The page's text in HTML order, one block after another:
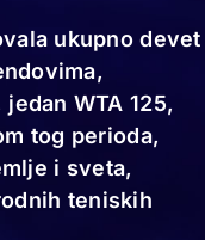
ukupno devet
WTA 125,
tog perioda,
i sveta,
teniskih